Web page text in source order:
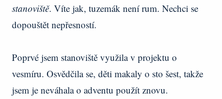
stanoviště. Víte jak, tuzemák není rum. Nechci se
dopouštět nepřesností.
Poprvé jsem stanoviště využila v projektu o
vesmíru. Osvědčila se, děti makaly o sto šest, takže
jsem je neváhala o adventu použít znovu.